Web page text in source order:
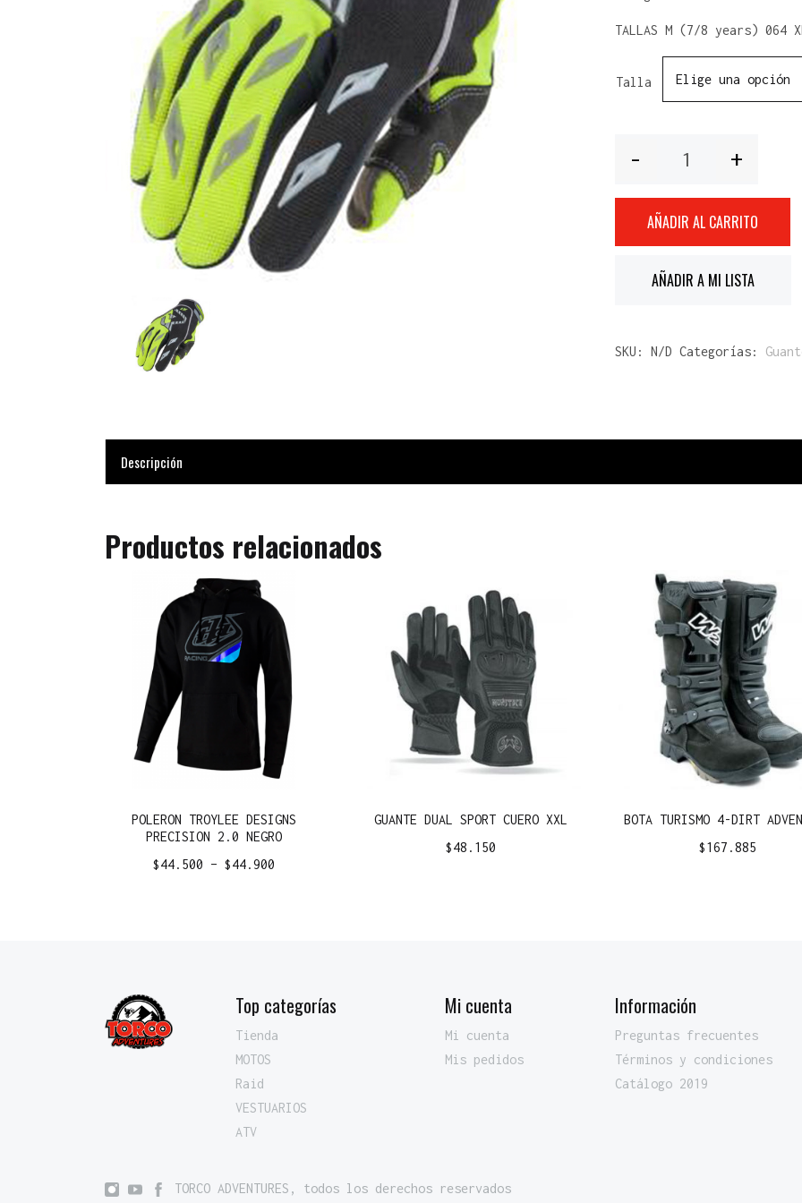
TALLAS M (7/8 years) 064
Talla
AÑADIR AL CARRITO
AÑADIR A MI LISTA
SKU: N/D Categorías:
Descripción
Productos relacionados
POLERON TROYLEE DESIGNS
PRECISION 2.0 NEGRO
$44.500 –$44.900
GUANTE DUAL SPORT CUERO XXL
$48.150
BOTA TURISMO 4-DIRT
$167.885
Top categorías
Tienda
MOTOS
Raid
VESTUARIOS
ATV
Mi cuenta
Mi cuenta
Mis pedidos
Información
Preguntas frecuentes
Términos y condiciones
Catálogo 2019
TORCO ADVENTURES, todos los derechos reservados